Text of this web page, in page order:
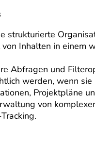
strukturierte
Inhalten in einem
Abfragen und
werden, wenn
Projektpläne
von